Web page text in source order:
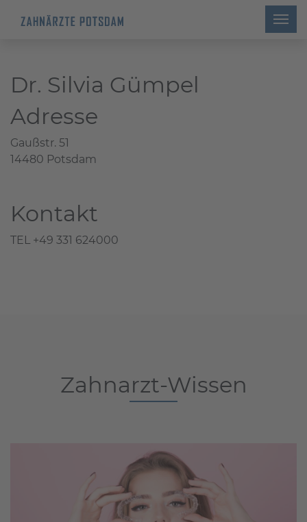
Dr. Silvia Gümpel
Adresse
Gaußstr. 51
14480 Potsdam
Kontakt
TEL +49 331 624000
Zahnarzt-Wissen